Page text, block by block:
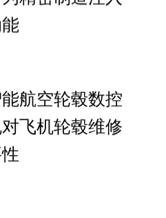
航空轮毂数控
飞机轮毂维修